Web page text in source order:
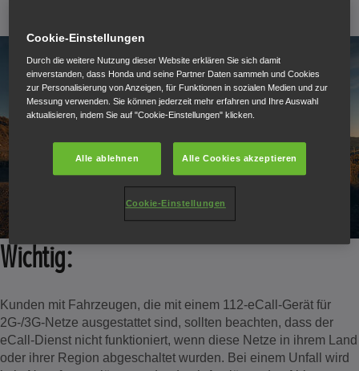
Wichtig:
Kunden mit Fahrzeugen, die mit einem 112-eCall-Gerät für
2G-/3G-Netze ausgestattet sind, sollten beachten, dass der
eCall-Dienst nicht funktioniert, wenn diese Netze in ihrem Land
oder ihrer Region abgeschaltet wurden. Bei einem Unfall wird
Cookie-Einstellungen
Durch die weitere Nutzung dieser Website erklären Sie sich damit
einverstanden, dass Honda und seine Partner Daten sammeln und Cookies
zur Personalisierung von Anzeigen, für Funktionen in sozialen Medien und zur
Messung verwenden. Sie können jederzeit mehr erfahren und Ihre Auswahl
aktualisieren, indem Sie auf "Cookie-Einstellungen" klicken.
Alle ablehnen Alle Cookies akzeptieren
Cookie-Einstellungen